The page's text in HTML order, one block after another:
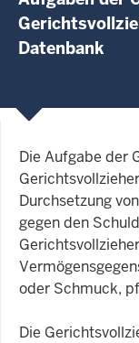
Datenbank
Die Aufgabe der
Durchsetzung
gegen den
oder Schmuck,
Die